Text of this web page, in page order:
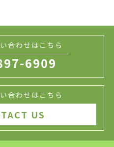
合わせはこちら
6909
合わせはこちら
US